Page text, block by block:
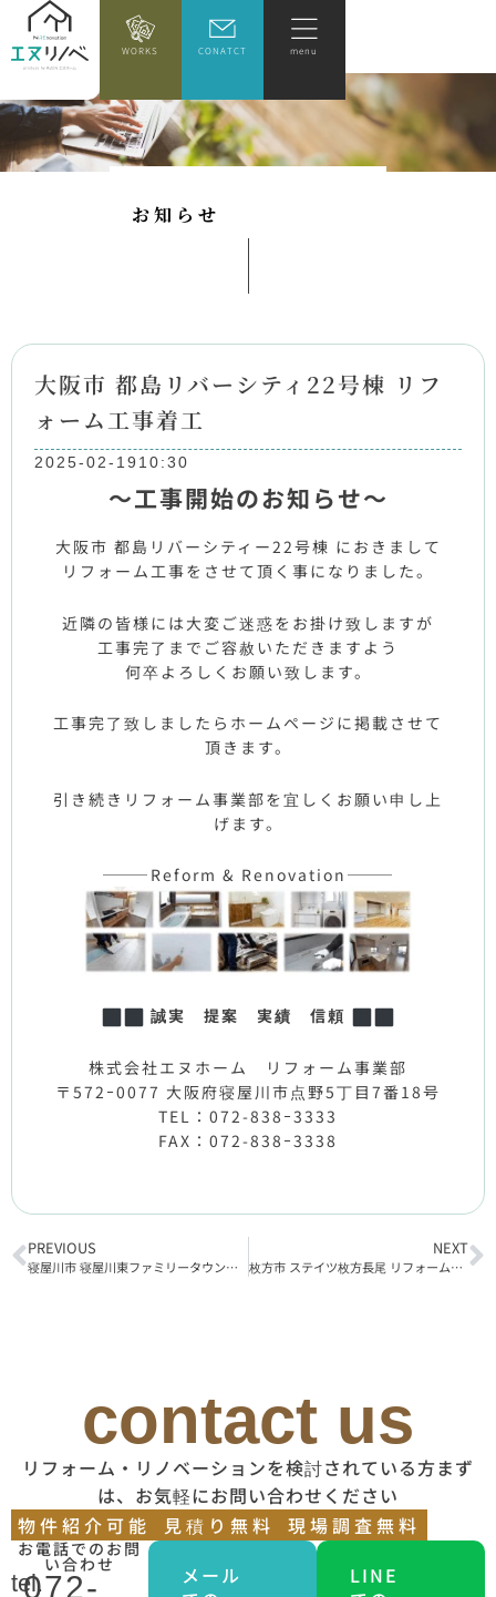
WORKS CONATCT menu
お知 ら せ
大阪市 都島リバーシティ22号棟 リフ
ォーム工事着工
2025-02-19 10:30
～工事開始のお知らせ～
大阪市 都島リバーシティー22号棟 におきまして
リフォーム工事をさせて頂く事になりました。
近隣の皆様には大変ご迷惑をお掛け致しますが
工事完了までご容赦いただきますよう
何卒よろしくお願い致します。
工事完了致しましたらホームページに掲載させて
頂きます。
引き続きリフォーム事業部を宜しくお願い申し上
げます。
———Reform & Renovation———
誠実 提案 実績 信頼
株式会社エヌホーム リフォーム事業部
〒572ｰ0077 大阪府寝屋川市点野5丁目7番18号
TEL：072-838ｰ3333
FAX：072-838ｰ3338
PREVIOUS
寝屋川市 寝屋川東ファミリータウン中1番館 リフォーム工事着工
NEXT
枚方市 ステイツ枚方長尾 リフォーム工事着工
contact us
リフォーム・リノベーションを検討されている方まず
は、お気軽にお問い合わせください
物件紹介可能
見積り無料 現場調査無料
お電話でのお問
い合わせ
tel.
072-
メール
LINE